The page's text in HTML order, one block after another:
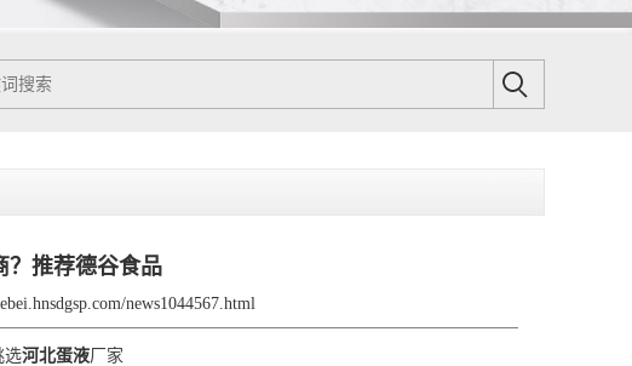
？推荐德谷食品
news1044567.html
选河北蛋液厂家